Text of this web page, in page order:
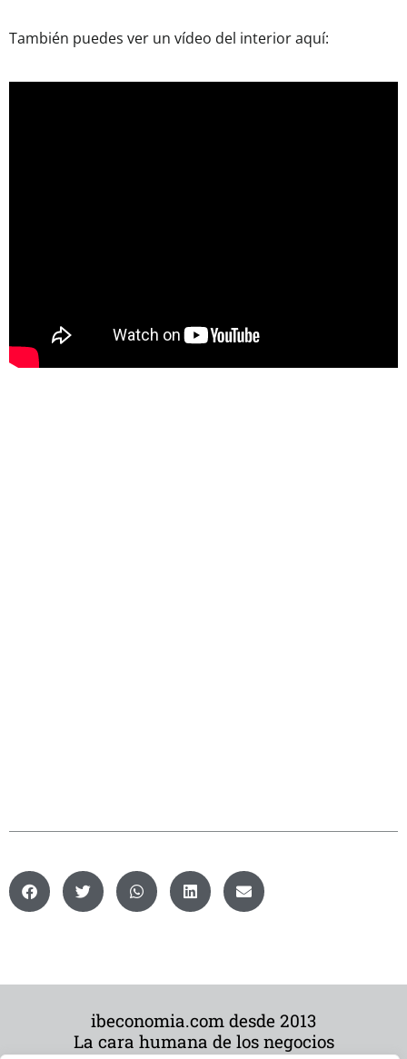
También puedes ver un vídeo del interior aquí:
ibeconomia.com desde 2013
La cara humana de los negocios